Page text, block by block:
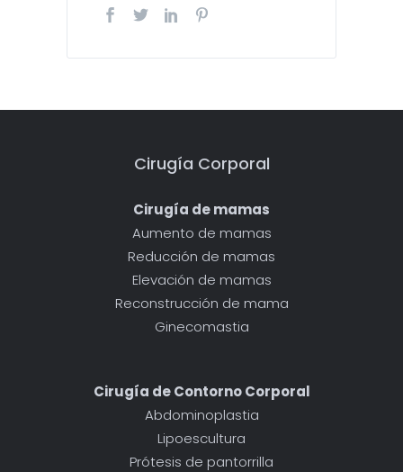
Cirugía Corporal
Cirugía de mamas
Aumento de mamas
Reducción de mamas
Elevación de mamas
Reconstrucción de mama
Ginecomastia
Cirugía de Contorno Corporal
Abdominoplastia
Lipoescultura
Prótesis de pantorrilla